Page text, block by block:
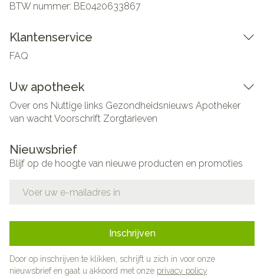
BTW nummer: BE0420633867
Klantenservice
FAQ
Uw apotheek
Over ons Nuttige links Gezondheidsnieuws Apotheker
van wachtVoorschrift Zorgtarieven
Nieuwsbrief
Blijf op de hoogte van nieuwe producten en promoties
Inschrijven
Door op inschrijven te klikken, schrijft u zich in voor onze
nieuwsbrief en gaat u akkoord met onze privacy policy